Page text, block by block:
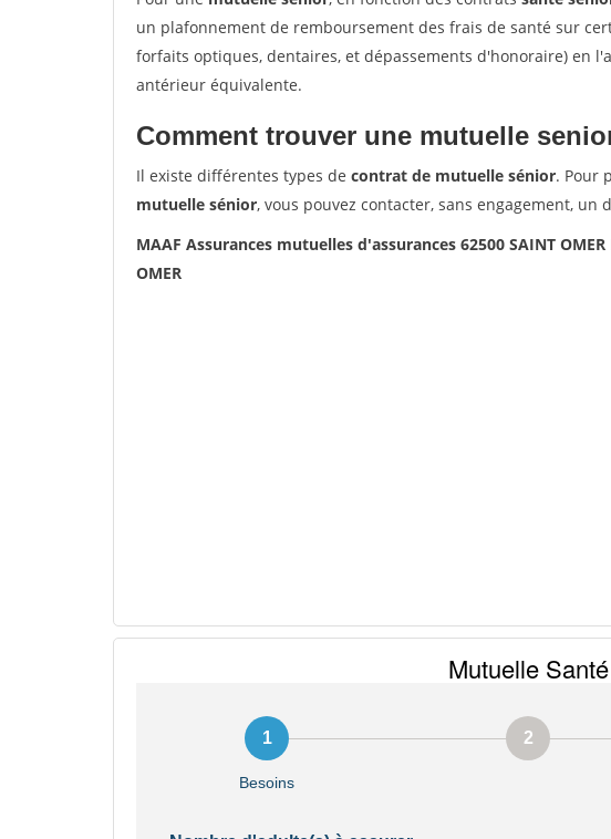
un plafonnement de remboursement des frais de santé sur
forfaits optiques, dentaires, et dépassements d'honoraire) en
antérieur équivalente.
Comment trouver une mutuelle
Il existe différentes types de contrat de mutuelle sénior. Pour
mutuelle sénior, vous pouvez contacter, sans engagement, un
MAAF Assurances mutuelles d'assurances 62500 SAINT OMER
OMER